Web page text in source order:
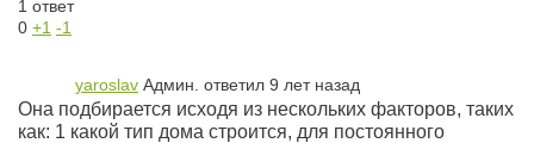
1 ответ
0 +1 -1
yaroslav Админ. ответил 9 лет назад
Она подбирается исходя из нескольких факторов, таких
как: 1 какой тип дома строится, для постоянного